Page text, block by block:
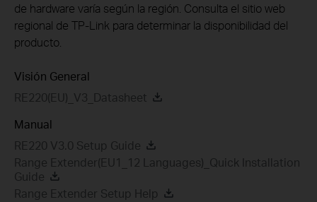
de hardware varía según la región. Consulta el sitio web
regional de TP-Link para determinar la disponibilidad del
producto.
Visión General
RE220(EU)_V3_Datasheet
Manual
RE220 V3.0 Setup Guide
Range Extender(EU1_12 Languages)_Quick Installation
Guide
Range Extender Setup Help